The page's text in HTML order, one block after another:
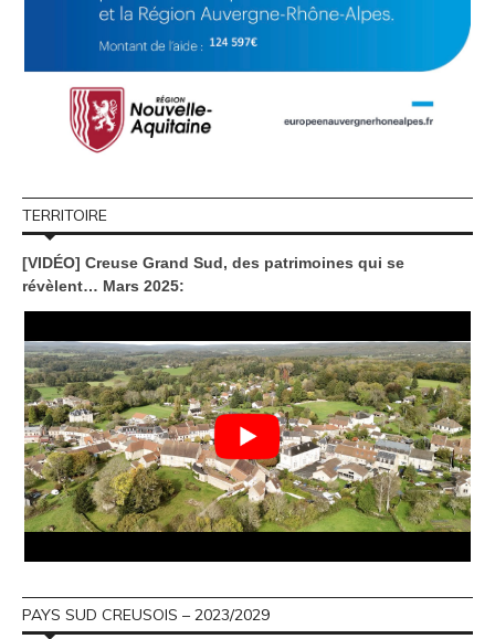
TERRITOIRE
[VIDÉO] Creuse Grand Sud, des patrimoines qui se
révèlent… Mars 2025:
PAYS SUD CREUSOIS – 2023/2029